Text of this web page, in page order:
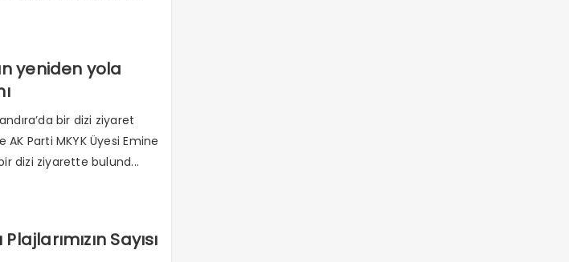
yeniden yola
bir dizi ziyaret
Parti MKYK Üyesi Emine
dizi ziyarette bulund...
Sayısı